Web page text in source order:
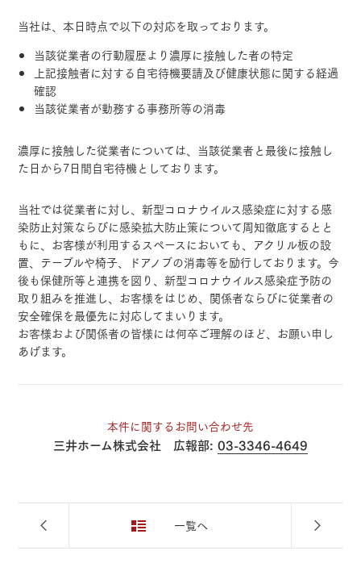
当社は、本日時点で以下の対応を取っております。
当該従業者の行動履歴より濃厚に接触した者の特定
上記接触者に対する自宅待機要請及び健康状態に関する経過
確認
当該従業者が勤務する事務所等の消毒
濃厚に接触した従業者については、当該従業者と最後に接触し
た日から7日間自宅待機としております。
当社では従業者に対し、新型コロナウイルス感染症に対する感
染防止対策ならびに感染拡大防止策について周知徹底するとと
もに、お客様が利用するスペースにおいても、アクリル板の設
置、テーブルや椅子、ドアノブの消毒等を励行しております。今
後も保健所等と連携を図り、新型コロナウイルス感染症予防の
取り組みを推進し、お客様をはじめ、関係者ならびに従業者の
安全確保を最優先に対応してまいります。
お客様および関係者の皆様には何卒ご理解のほど、お願い申し
あげます。
本件に関するお問い合わせ先
三井ホーム株式会社 広報部: 03-3346-4649
一覧へ